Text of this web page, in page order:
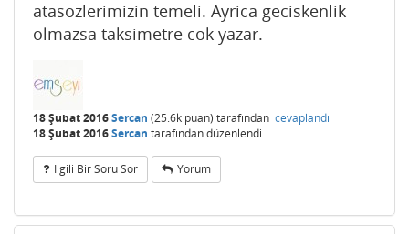
atasozlerimizin temeli. Ayrica geciskenlik
olmazsa taksimetre cok yazar.
18 Şubat 2016Sercan (25.6k puan) tarafından cevaplandı
18 Şubat 2016Sercan tarafındandüzenlendi
Ilgili Bir Soru Sor Yorum